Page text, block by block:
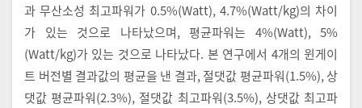
과 무산소성 최고파워가 0.5%(Watt), 4.7%(Watt/kg)의 차이
가 있는 것으로 나타났으며, 평균파워는 4%(Watt), 5%
(Watt/kg)가 있는 것으로 나타났다. 본 연구에서 4개의 윈게이
트 버전별 결과값의 평균을 낸 결과, 절댓값 평균파워(1.5%), 상
댓값 평균파워(2.3%), 절댓값 최고파워(3.5%), 상댓값 최고파